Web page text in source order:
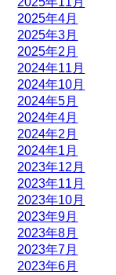
2025年4月
2025年3月
2025年2月
2024年11月
2024年10月
2024年5月
2024年4月
2024年2月
2024年1月
2023年12月
2023年11月
2023年10月
2023年9月
2023年8月
2023年7月
2023年6月